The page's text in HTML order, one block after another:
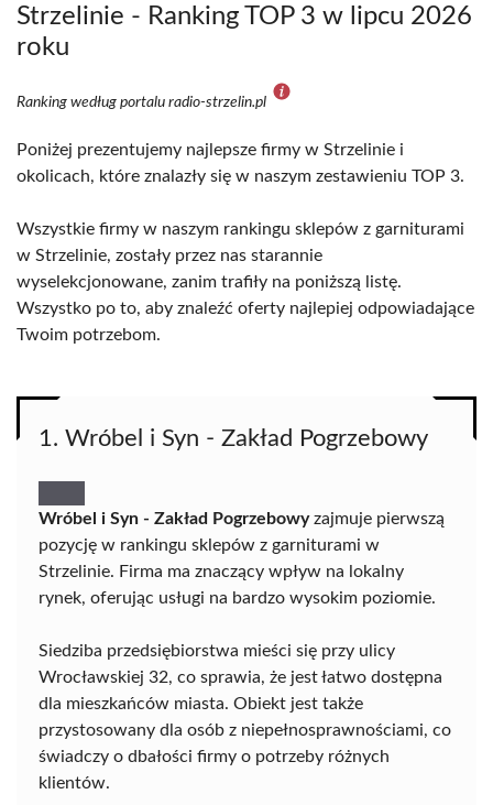
Strzelinie - Ranking TOP 3 w lipcu 2026
roku
Ranking według portalu radio-strzelin.pl
Poniżej prezentujemy najlepsze firmy w Strzelinie i
okolicach, które znalazły się w naszym zestawieniu TOP 3.
Wszystkie firmy w naszym rankingu sklepów z garniturami
w Strzelinie, zostały przez nas starannie
wyselekcjonowane, zanim trafiły na poniższą listę.
Wszystko po to, aby znaleźć oferty najlepiej odpowiadające
Twoim potrzebom.
1. Wróbel i Syn - Zakład Pogrzebowy
Wróbel i Syn - Zakład Pogrzebowyzajmuje pierwszą
pozycję w rankingu sklepów z garniturami w
Strzelinie. Firma ma znaczący wpływ na lokalny
rynek, oferując usługi na bardzo wysokim poziomie.
Siedziba przedsiębiorstwa mieści się przy ulicy
Wrocławskiej 32, co sprawia, że jest łatwo dostępna
dla mieszkańców miasta. Obiekt jest także
przystosowany dla osób z niepełnosprawnościami, co
świadczy o dbałości firmy o potrzeby różnych
klientów.